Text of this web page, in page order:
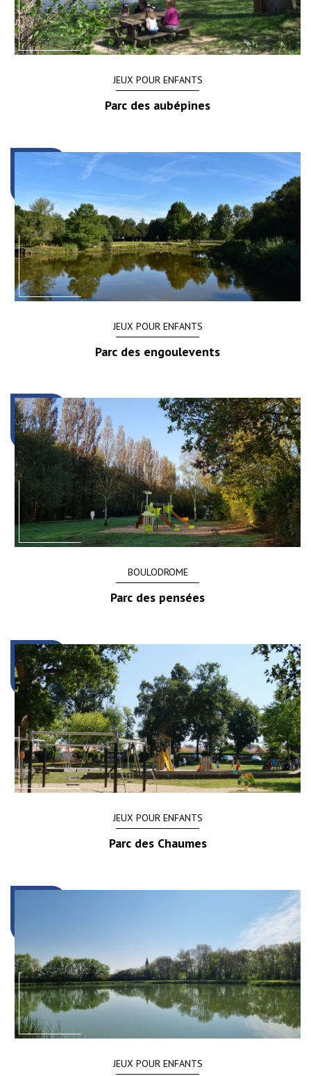
JEUX POUR ENFANTS
Parc des aubépines
JEUX POUR ENFANTS
Parc des engoulevents
BOULODROME
Parc des pensées
JEUX POUR ENFANTS
Parc des Chaumes
JEUX POUR ENFANTS